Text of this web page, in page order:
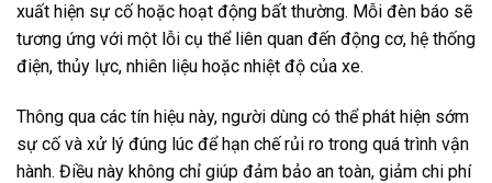
xuất hiện sự cố hoặc hoạt động bất thường. Mỗi đèn báo sẽ
tương ứng với một lỗi cụ thể liên quan đến động cơ, hệ thống
điện, thủy lực, nhiên liệu hoặc nhiệt độ của xe.
Thông qua các tín hiệu này, người dùng có thể phát hiện sớm
sự cố và xử lý đúng lúc để hạn chế rủi ro trong quá trình vận
hành. Điều này không chỉ giúp đảm bảo an toàn, giảm chi phí